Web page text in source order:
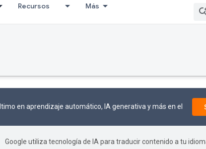
Recursos Más
en aprendizaje automático, IA generativa y más en el
Google utiliza tecnología de IA para traducir contenido a tu